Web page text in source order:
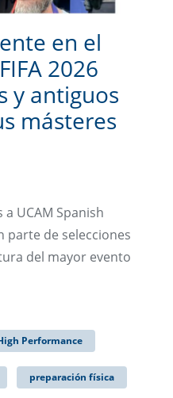
en el
2026
y antiguos
másteres
UCAM Spanish
parte de selecciones
del mayor evento
Performance
preparación física